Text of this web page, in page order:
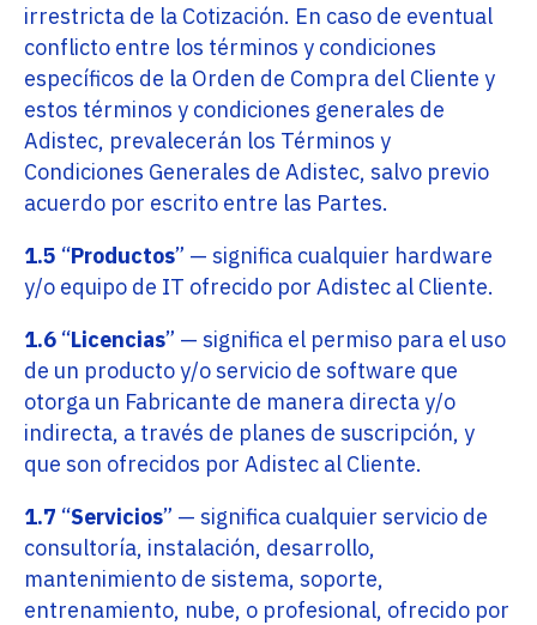
irrestricta de la Cotización. En caso de eventual
conflicto entre los términos y condiciones
específicos de la Orden de Compra del Cliente y
estos términos y condiciones generales de
Adistec, prevalecerán los Términos y
Condiciones Generales de Adistec, salvo previo
acuerdo por escrito entre las Partes.
1.5 “Productos” — significa cualquier hardware
y/o equipo de IT ofrecido por Adistec al Cliente.
1.6 “Licencias” — significa el permiso para el uso
de un producto y/o servicio de software que
otorga un Fabricante de manera directa y/o
indirecta, a través de planes de suscripción, y
que son ofrecidos por Adistec al Cliente.
1.7 “Servicios” — significa cualquier servicio de
consultoría, instalación, desarrollo,
mantenimiento de sistema, soporte,
entrenamiento, nube, o profesional, ofrecido por